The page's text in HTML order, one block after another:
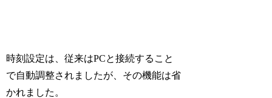
時刻設定は、従来はPCと接続すること
で自動調整されましたが、その機能は省
かれました。